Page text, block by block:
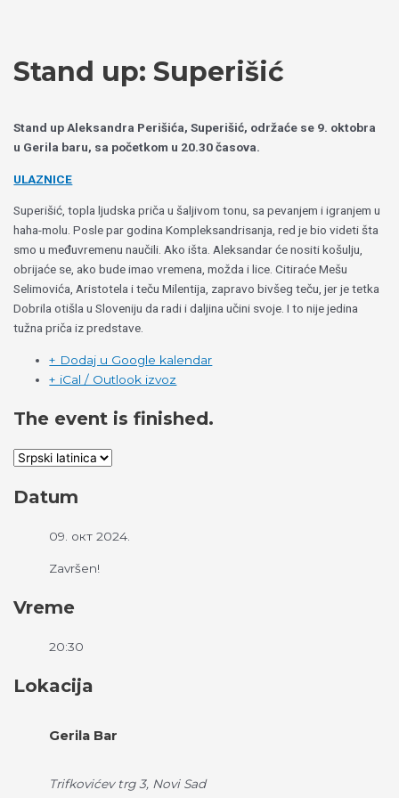
Stand up: Superišić
Stand up Aleksandra Perišića, Superišić, održaće se 9. oktobra
u Gerila baru, sa početkom u 20.30 časova.
ULAZNICE
Superišić, topla ljudska priča u šaljivom tonu, sa pevanjem i igranjem u
haha-molu. Posle par godina Kompleksandrisanja, red je bio videti šta
smo u međuvremenu naučili. Ako išta. Aleksandar će nositi košulju,
obrijaće se, ako bude imao vremena, možda i lice. Citiraće Mešu
Selimovića, Aristotela i teču Milentija, zapravo bivšeg teču, jer je tetka
Dobrila otišla u Sloveniju da radi i daljina učini svoje. I to nije jedina
tužna priča iz predstave.
+ Dodaj u Google kalendar
+ iCal / Outlook izvoz
The event is finished.
Datum
09. окт 2024.
Završen!
Vreme
20:30
Lokacija
Gerila Bar
Trifkovićev trg 3, Novi Sad